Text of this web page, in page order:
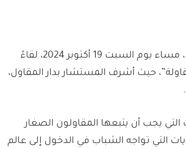
نظّم الفضاء المغربي للمهنيين بإقليم تطوان، مساء يوم السبت 19 أكتوبر 2024، لقاءً
حيث أشرف المستشار بدار المقاول،
يجب أن يتبعها المقاولون الصغار
التي تواجه الشباب في الدخول إلى عالم